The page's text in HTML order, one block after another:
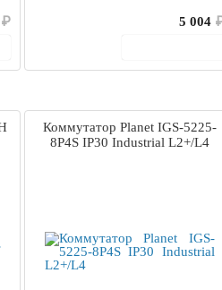
₽
5 004
Коммутатор Planet IGS-5225-
8P4S IP30 Industrial L2+/L4